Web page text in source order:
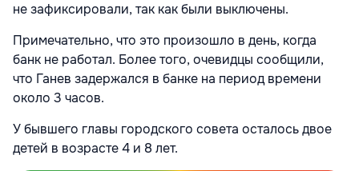
не зафиксировали, так как были выключены.
Примечательно, что это произошло в день, когда
банк не работал. Более того, очевидцы сообщили,
что Ганев задержался в банке на период времени
около 3 часов.
У бывшего главы городского совета осталось двое
детей в возрасте 4 и 8 лет.